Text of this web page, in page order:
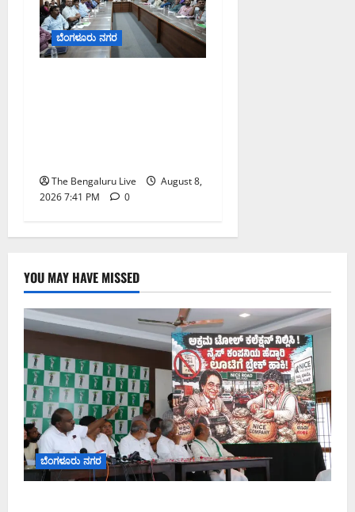
ಬೆಂಗಳೂರು ನಗರ
The Bengaluru Live
August 8,
2026 7:41 PM
0
YOU MAY HAVE MISSED
ಬೆಂಗಳೂರು ನಗರ